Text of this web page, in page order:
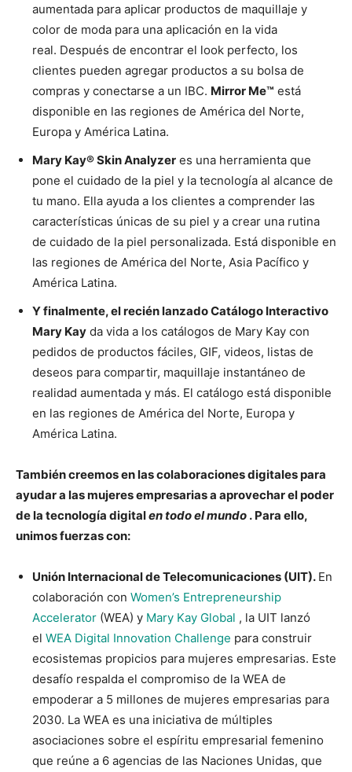
aumentada para aplicar productos de maquillaje y
color de moda para una aplicación en la vida
real. Después de encontrar el look perfecto, los
clientes pueden agregar productos a su bolsa de
compras y conectarse a un IBC. Mirror Me™ está
disponible en las regiones de América del Norte,
Europa y América Latina.
Mary Kay® Skin Analyzer es una herramienta que
pone el cuidado de la piel y la tecnología al alcance de
tu mano. Ella ayuda a los clientes a comprender las
características únicas de su piel y a crear una rutina
de cuidado de la piel personalizada. Está disponible en
las regiones de América del Norte, Asia Pacífico y
América Latina.
Y finalmente, el recién lanzado Catálogo Interactivo
Mary Kay da vida a los catálogos de Mary Kay con
pedidos de productos fáciles, GIF, videos, listas de
deseos para compartir, maquillaje instantáneo de
realidad aumentada y más. El catálogo está disponible
en las regiones de América del Norte, Europa y
América Latina.
También creemos en las colaboraciones digitales para
ayudar a las mujeres empresarias a aprovechar el poder
de la tecnología digitalen todo el mundo . Para ello,
unimos fuerzas con:
Unión Internacional de Telecomunicaciones (UIT). En
colaboración con Women’s Entrepreneurship
Accelerator (WEA) y Mary Kay Global , la UIT lanzó
el WEA Digital Innovation Challenge para construir
ecosistemas propicios para mujeres empresarias. Este
desafío respalda el compromiso de la WEA de
empoderar a 5 millones de mujeres empresarias para
2030. La WEA es una iniciativa de múltiples
asociaciones sobre el espíritu empresarial femenino
que reúne a 6 agencias de las Naciones Unidas, que